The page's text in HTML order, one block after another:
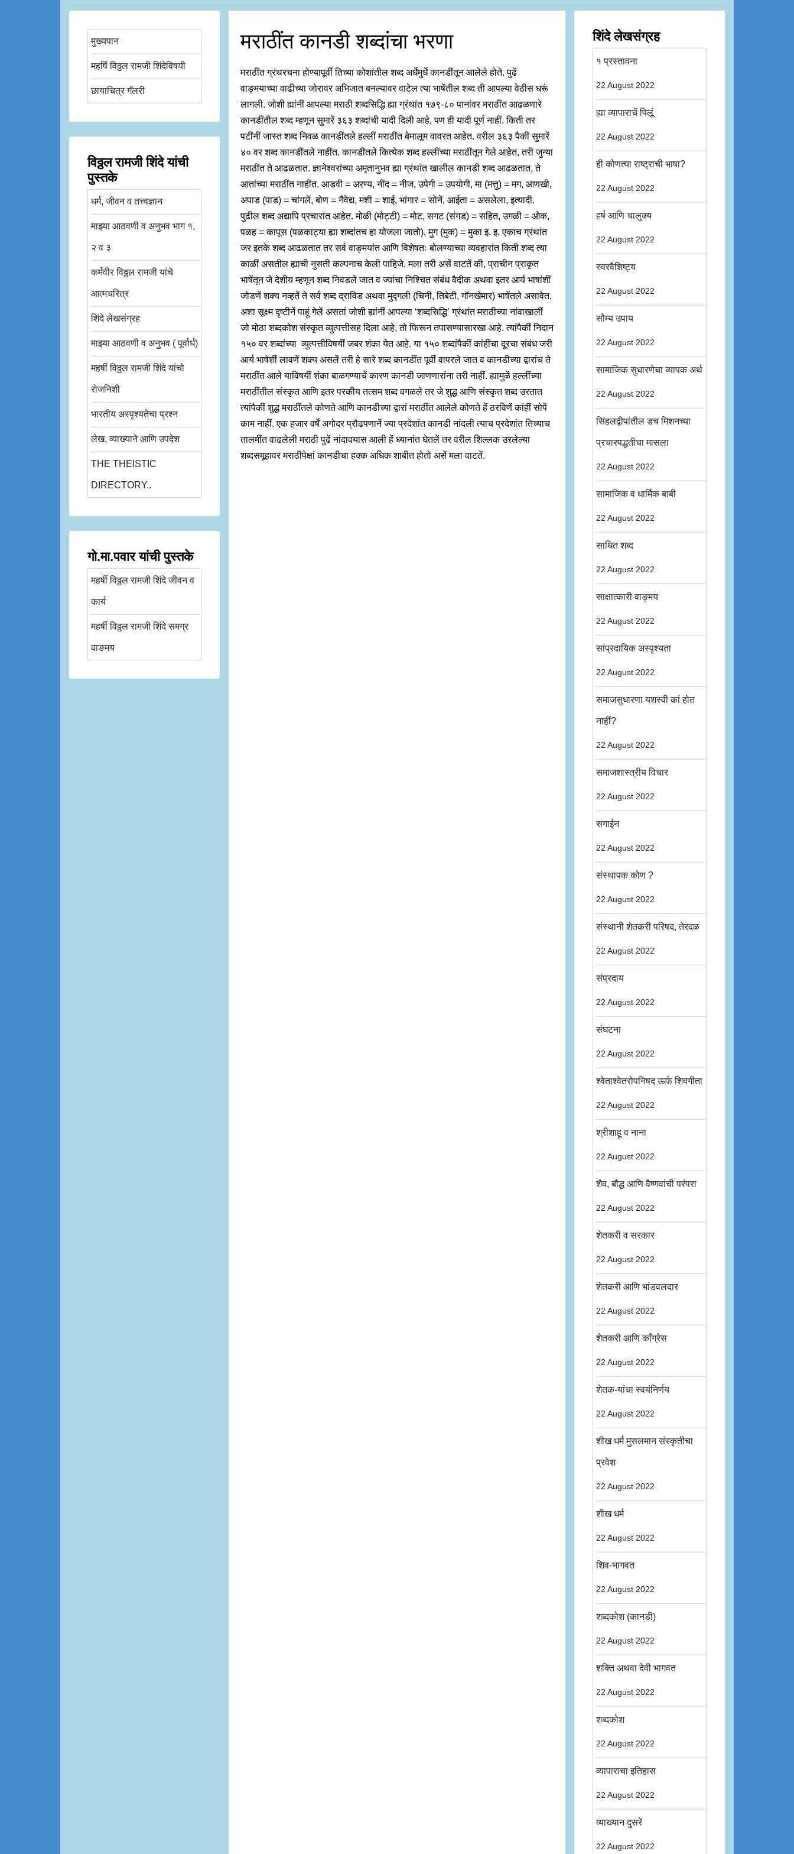
मुख्यपान
महर्षि विठ्ठल रामजी शिंदेविषयी
छायाचित्र गॅलरी
विठ्ठल रामजी शिंदे यांची
पुस्तके
धर्म, जीवन व तत्त्वज्ञान
माझ्या आठवणी व अनुभव भाग १,
२ व ३
कर्मवीर विठ्ठल रामजी यांचे
आत्मचरित्र
शिंदे लेखसंग्रह
माझ्या आठवणी व अनुभव ( पूर्वार्ध)
महर्षी विठ्ठल रामजी शिंदे यांचो
रोजनिशी
भारतीय अस्पृश्यतेचा प्रश्न
लेख, व्याख्याने आणि उपदेश
THE THEISTIC
DIRECTORY..
गो.मा.पवार यांची पुस्तके
महर्षी विठ्ठल रामजी शिंदे जीवन व
कार्य
महर्षी विठ्ठल रामजी शिंदे समग्र
वाङमय
मराठींत कानडी शब्दांचा भरणा
मराठींत ग्रंथरचना होण्यापूर्वीं तिच्या कोशांतील शब्द अर्धेमुर्धे कानडींतून आलेले होते. पुढें
वाङ्मयाच्या वाढीच्या जोरावर अभिजात बनल्यावर वाटेल त्या भाषेंतील शब्द ती आपल्या वेठीस धरूं
लागली. जोशी ह्यांनीं आपल्या मराठी शब्दसिद्धि ह्या ग्रंथांत १७९-८० पानांवर मराठींत आढळणारे
कानडींतील शब्द म्हणून सुमारें ३६३ शब्दांची यादी दिली आहे, पण ही यादी पूर्ण नाहीं. किती तर
पटींनीं जास्त शब्द निवळ कानडींतले हल्लीं मराठींत बेमालूम वावरत आहेत. वरील ३६३ पैकीं सुमारें
४० वर शब्द कानडींतले नाहींत. कानडींतले कित्येक शब्द हल्लींच्या मराठींतून गेले आहेत, तरी जुन्या
मराठींत ते आढळतात. ज्ञानेश्वरांच्या अमृतानुभव ह्या ग्रंथांत खालील कानडी शब्द आढळतात, ते
आतांच्या मराठींत नाहींत. आडवी = अरण्य, नींद = नीज, उपेगी = उपयोगी, मा (मत्तु) = मग, आणखी,
अपाड (पाड) = चांगलें, बोण = नैवेद्य, मशी = शाई, भांगार = सोनें, आईता = असलेला, इत्यादी.
पुढील शब्द अद्यापि प्रचारांत आहेत. मोळी (मोट्टी) = मोट, सगट (संगड) = सहित, उगळी = ओक,
पळह = कापूस (पळकाट्या ह्या शब्दांतच हा योजला जातो), मुग (मुक) = मुका इ. इ. एकाच ग्रंथांत
जर इतके शब्द आढळतात तर सर्व वाङ्मयांत आणि विशेषतः बोलण्याच्या व्यवहारांत किती शब्द त्या
काळीं असतील ह्याची नुसती कल्पनाच केली पाहिजे. मला तरी असें वाटतें की, प्राचीन प्राकृत
भाषेंतून जे देशीय म्हणून शब्द निवडले जात व ज्यांचा निश्चित संबंध वैदीक अथवा इतर आर्य भाषांशीं
जोडणें शक्य नव्हतें ते सर्व शब्द द्राविड अथवा मुद्गली (चिनी, तिबेटी, गॉनखेमार) भाषेंतले असावेत.
अशा सूक्ष्म दृष्टीनें पाहूं गेलें असतां जोशी ह्यांनीं आपल्या ‘शब्दसिद्धि’ ग्रंथांत मराठीच्या नांवाखालीं
जो मोठा शब्दकोश संस्कृत व्युत्पत्तीसह दिला आहे, तो फिरून तपासण्यासारखा आहे. त्यांपैकीं निदान
१५० वर शब्दांच्या व्युत्पत्तीविषयीं जबर शंका येत आहे. या १५० शब्दांपैकीं कांहींचा दूरचा संबंध जरी
आर्य भाषेशीं लावणें शक्य असलें तरी हे सारे शब्द कानडींत पूर्वीं वापरले जात व कानडीच्या द्वारांच ते
मराठींत आले याविषयीं शंका बाळगण्याचें कारण कानडी जाणणारांना तरी नाहीं. ह्यामुळें हल्लींच्या
मराठींतील संस्कृत आणि इतर परकीय तत्सम शब्द वगळले तर जे शुद्ध आणि संस्कृत शब्द उरतात
त्यांपैकीं शुद्ध मराठींतले कोणते आणि कानडीच्या द्वारां मराठींत आलेले कोणते हें ठरविणें कांहीं सोपें
काम नाहीं. एक हजार वर्षें अगोदर प्रौढपणानें ज्या प्रदेशांत कानडी नांदली त्याच प्रदेशांत तिच्याच
तालमींत वाढलेली मराठी पुढें नांदावयास आली हें ध्यानांत घेतलें तर वरील शिल्लक उरलेल्या
शब्दसमूहावर मराठीपेक्षां कानडीचा हक्क अधिक शाबीत होतो असें मला वाटतें.
शिंदे लेखसंग्रह
१ प्रस्तावना
22 August 2022
ह्या व्यापाराचें पिलूं
22 August 2022
ही कोणत्या राष्ट्राची भाषा?
22 August 2022
हर्ष आणि चालुक्य
22 August 2022
स्वरवैशिष्ट्य
22 August 2022
सौम्य उपाय
22 August 2022
सामाजिक सुधारणेचा व्यापक अर्थ
22 August 2022
सिंहलद्वीपांतील डच मिशनच्या
प्रचारपद्धतीचा मासला
22 August 2022
सामाजिक व धार्मिक बाबी
22 August 2022
साधित शब्द
22 August 2022
साक्षात्कारी वाङ्मय
22 August 2022
सांप्रदायिक अस्पृश्यता
22 August 2022
समाजसुधारणा यशस्वी कां होत
नाहीं?
22 August 2022
समाजशास्त्रीय विचार
22 August 2022
सगाईन
22 August 2022
संस्थापक कोण ?
22 August 2022
संस्थानी शेतकरी परिषद, तेरदळ
22 August 2022
संप्रदाय
22 August 2022
संघटना
22 August 2022
श्वेताश्वेतरोपनिषद ऊर्फ शिवगीता
22 August 2022
श्रीशाहू व नाना
22 August 2022
शैव, बौद्ध आणि वैष्णवांची परंपरा
22 August 2022
शेतकरी व सरकार
22 August 2022
शेतकरी आणि भांडवलदार
22 August 2022
शेतकरी आणि काँग्रेस
22 August 2022
शेतक-यांचा स्वयंनिर्णय
22 August 2022
शीख धर्म मुसलमान संस्कृतीचा
प्रवेश
22 August 2022
शीख धर्म
22 August 2022
शिव-भागवत
22 August 2022
शब्दकोश (कानडी)
22 August 2022
शक्ति अथवा देवी भागवत
22 August 2022
शब्दकोश
22 August 2022
व्यापाराचा इतिहास
22 August 2022
व्याख्यान दुसरें
22 August 2022